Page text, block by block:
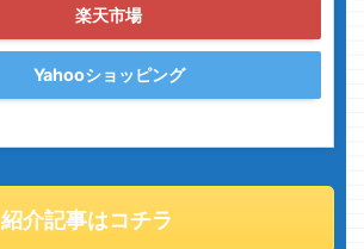
楽天市場
Yahooショッピング
紹介記事はコチラ